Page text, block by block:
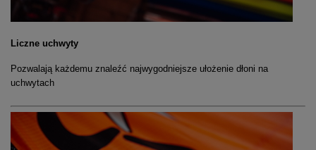
Liczne uchwyty
Pozwalają każdemu znaleźć najwygodniejsze ułożenie dłoni na
uchwytach